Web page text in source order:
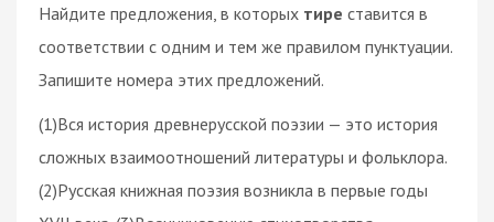
Найдите предложения, в которых тире ставится в
соответствии с одним и тем же правилом пунктуации.
Запишите номера этих предложений.
(1)Вся история древнерусской поэзии — это история
сложных взаимоотношений литературы и фольклора.
(2)Русская книжная поэзия возникла в первые годы